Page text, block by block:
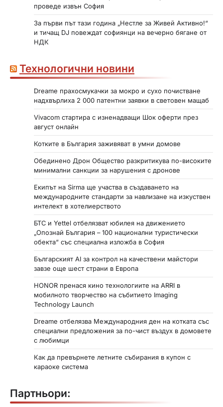
р
а
проведе извън София
За първи път тази година „Нестле за Живей Активно!“
и тичащ DJ повеждат софиянци на вечерно бягане от
НДК
Технологични новини
Dreame прахосмукачки за мокро и сухо почистване
надхвърлиха 2 000 патентни заявки в световен мащаб
Vivacom стартира с изненадващи Шок оферти през
август онлайн
Котките в България заживяват в умни домове
Обединено Дрон Общество разкритикува по-високите
минимални санкции за нарушения с дронове
Екипът на Sirma ще участва в създаването на
международните стандарти за навлизане на изкуствен
интелект в хотелиерството
БТС и Yettel отбелязват юбилея на движението
„Опознай България – 100 национални туристически
обекта“ със специална изложба в София
Българският AI за контрол на качествени майстори
завзе още шест страни в Европа
HONOR пренася кино технологиите на ARRI в
мобилното творчество на събитието Imaging
Technology Launch
Dreame отбелязва Международния ден на котката със
специални предложения за по-чист въздух в домовете
с любимци
Как да превърнете летните събирания в купон с
караоке система
Партньори: